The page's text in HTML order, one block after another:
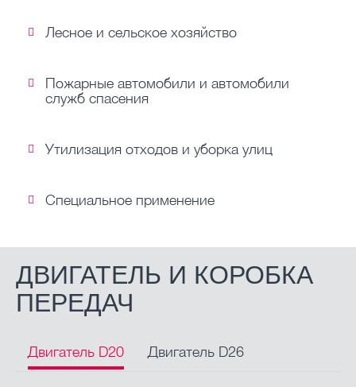
Лесное и сельское хозяйство
Пожарные автомобили и автомобили
служб спасения
Утилизация отходов и уборка улиц
Специальное применение
ДВИГАТЕЛЬ И КОРОБКА
ПЕРЕДАЧ
Двигатель D20 Двигатель D26